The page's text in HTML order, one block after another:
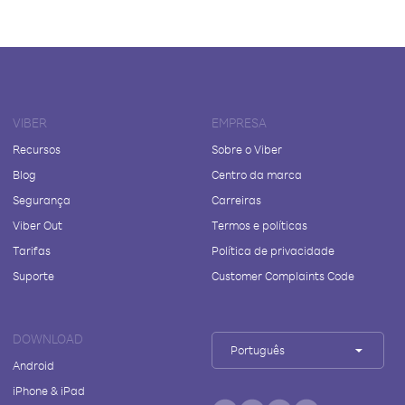
VIBER
Recursos
Blog
Segurança
Viber Out
Tarifas
Suporte
EMPRESA
Sobre o Viber
Centro da marca
Carreiras
Termos e políticas
Política de privacidade
Customer Complaints Code
DOWNLOAD
Android
iPhone & iPad
Português